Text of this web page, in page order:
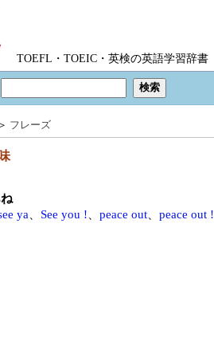
TOEFL・TOEIC・英検の英語学習辞書
＞ フレーズ
ya See you ! peace out peace out !